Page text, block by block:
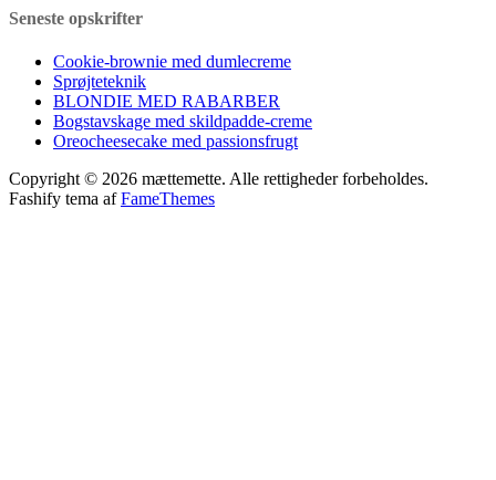
Seneste opskrifter
Cookie-brownie med dumlecreme
Sprøjteteknik
BLONDIE MED RABARBER
Bogstavskage med skildpadde-creme
Oreocheesecake med passionsfrugt
Copyright © 2026 mættemette. Alle rettigheder forbeholdes.
Fashify tema afFameThemes